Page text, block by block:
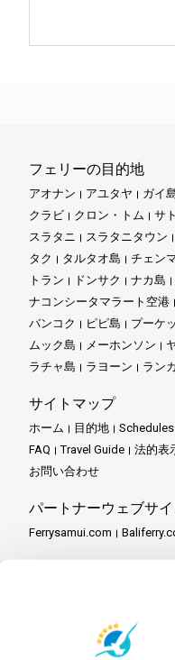
フェリーの目的地
アオナン アユタヤ ガイ
クラビ
クロン・トム サ
スラタニ
スラタニタウン
タク
タルタオ島 チェン
トラン
ドンサク ナカ島
ナコンシータマラート空港
バンコク
ピピ島 プーケ
ムック島
メーホンソン
ラチャ島
ラヨーン ラン
サイトマップ
ホーム 目的地
FAQ
Travel Guide 法的表
お問い合わせ
パートナーウェブサイ
Ferrysamui.com
パ